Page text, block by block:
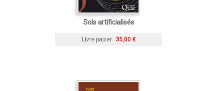
Sols artificialisés
Livre papier 35,00 €